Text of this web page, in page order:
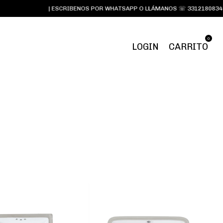
| ESCRIBENOS POR WHATSAPP O LLÁMANOS ☏ 3312180834 y
LOGIN CARRITO
0